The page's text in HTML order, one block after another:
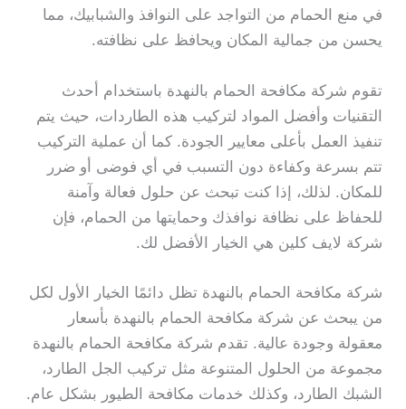
في منع الحمام من التواجد على النوافذ والشبابيك، مما
يحسن من جمالية المكان ويحافظ على نظافته.
تقوم شركة مكافحة الحمام بالنهدة باستخدام أحدث
التقنيات وأفضل المواد لتركيب هذه الطاردات، حيث يتم
تنفيذ العمل بأعلى معايير الجودة. كما أن عملية التركيب
تتم بسرعة وكفاءة دون التسبب في أي فوضى أو ضرر
للمكان. لذلك، إذا كنت تبحث عن حلول فعالة وآمنة
للحفاظ على نظافة نوافذك وحمايتها من الحمام، فإن
شركة لايف كلين هي الخيار الأفضل لك.
شركة مكافحة الحمام بالنهدة تظل دائمًا الخيار الأول لكل
من يبحث عن شركة مكافحة الحمام بالنهدة بأسعار
معقولة وجودة عالية. تقدم شركة مكافحة الحمام بالنهدة
مجموعة من الحلول المتنوعة مثل تركيب الجل الطارد،
الشبك الطارد، وكذلك خدمات مكافحة الطيور بشكل عام.